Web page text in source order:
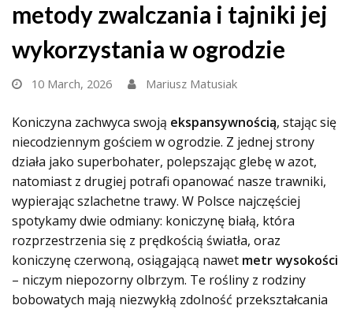
metody zwalczania i tajniki jej
wykorzystania w ogrodzie
10 March, 2026 Mariusz Matusiak
Koniczyna zachwyca swoją ekspansywnością, stając się
niecodziennym gościem w ogrodzie. Z jednej strony
działa jako superbohater, polepszając glebę w azot,
natomiast z drugiej potrafi opanować nasze trawniki,
wypierając szlachetne trawy. W Polsce najczęściej
spotykamy dwie odmiany: koniczynę białą, która
rozprzestrzenia się z prędkością światła, oraz
koniczynę czerwoną, osiągającą nawet metr wysokości
– niczym niepozorny olbrzym. Te rośliny z rodziny
bobowatych mają niezwykłą zdolność przekształcania